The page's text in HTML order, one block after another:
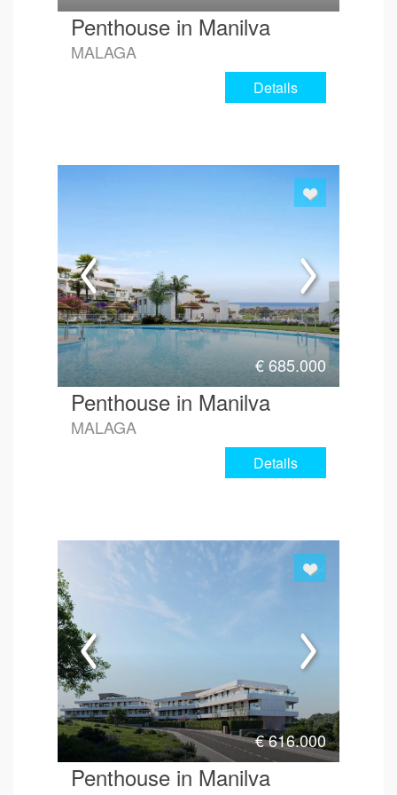
Penthouse in Manilva
MALAGA
Details
€685.000
Penthouse in Manilva
MALAGA
Details
€616.000
Penthouse in Manilva